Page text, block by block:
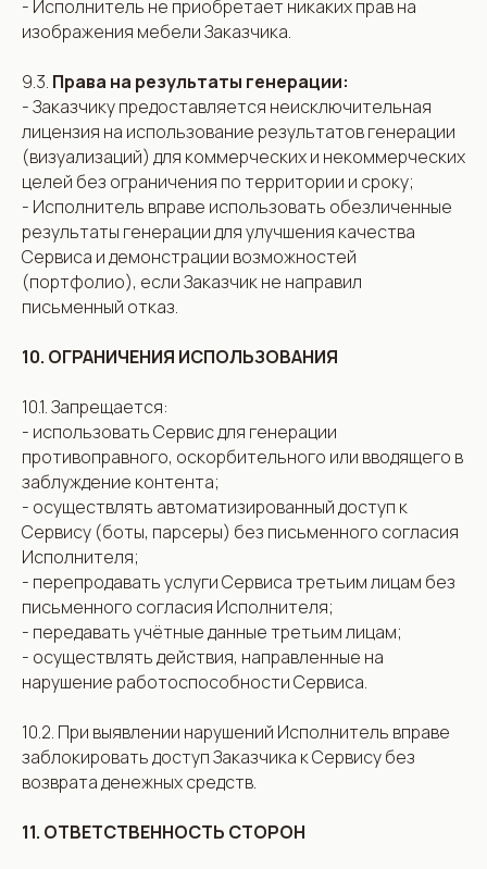
- Исполнитель не приобретает никаких прав на
изображения мебели Заказчика.
9.3. Права на результаты генерации:
- Заказчику предоставляется неисключительная
лицензия на использование результатов генерации
(визуализаций) для коммерческих и некоммерческих
целей без ограничения по территории и сроку;
- Исполнитель вправе использовать обезличенные
результаты генерации для улучшения качества
Сервиса и демонстрации возможностей
(портфолио), если Заказчик не направил
письменный отказ.
10. ОГРАНИЧЕНИЯ ИСПОЛЬЗОВАНИЯ
10.1. Запрещается:
- использовать Сервис для генерации
противоправного, оскорбительного или вводящего в
заблуждение контента;
- осуществлять автоматизированный доступ к
Сервису (боты, парсеры) без письменного согласия
Исполнителя;
- перепродавать услуги Сервиса третьим лицам без
письменного согласия Исполнителя;
- передавать учётные данные третьим лицам;
- осуществлять действия, направленные на
нарушение работоспособности Сервиса.
10.2. При выявлении нарушений Исполнитель вправе
заблокировать доступ Заказчика к Сервису без
возврата денежных средств.
11. ОТВЕТСТВЕННОСТЬ СТОРОН